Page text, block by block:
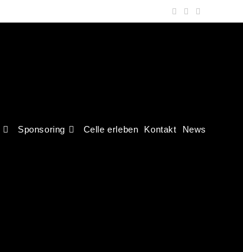
Sponsoring Celle erleben Kontakt News